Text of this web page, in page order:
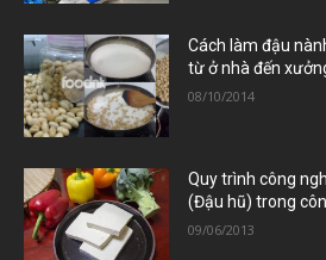
Cách làm đậu
từ ở nhà đến
08/10/2014
Quy trình công
(Đậu hũ) trong
09/06/2013